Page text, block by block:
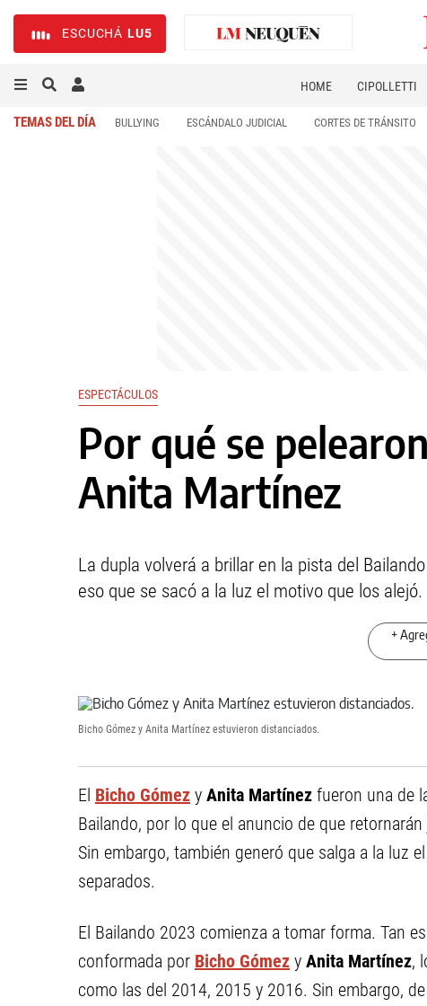
ESCUCHÁ LU5
HOME CIPOLLETTI
TEMAS DEL DÍA BULLYING ESCÁNDALO JUDICIAL CORTES DE TRÁNSITO
ESPECTÁCULOS
Por qué se
Anita Martínez
La dupla volverá a brillar en la pista del
eso que se sacó a la luz el motivo que los alejó.
+
Bicho Gómez y Anita Martínez estuvieron distanciados.
El Bicho Gómez y Anita Martínez fueron una de
Bailando, por lo que el anuncio de que
Sin embargo, también generó que salga a la luz
separados.
El Bailando 2023 comienza a tomar forma. Tan
conformada por Bicho Gómez y Anita Martínez,
como las del 2014, 2015 y 2016. Sin embargo,